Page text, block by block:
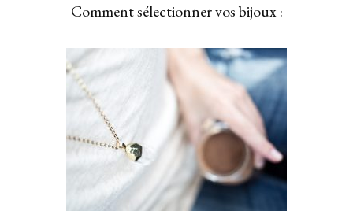
Comment sélectionner vos bijoux :